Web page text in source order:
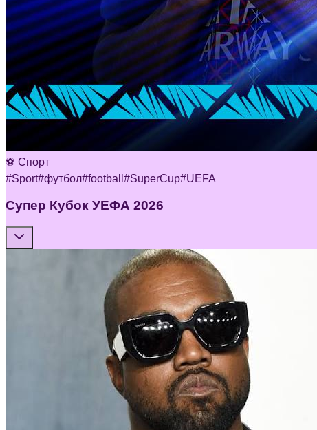
⚽ Спорт
#Sport#футбол#football #SuperCup#UEFA
Супер Кубок УЕФА 2026